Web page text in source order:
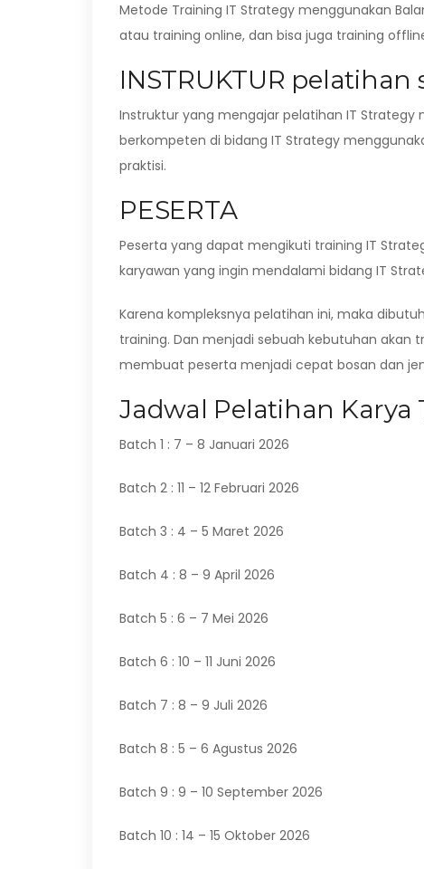
Metode Training IT Strategy menggunakan
atau training online, dan bisa juga training
INSTRUKTUR
Instruktur yang mengajar pelatihan IT
berkompeten di bidang IT Strategy
praktisi.
PESERTA
Peserta yang dapat mengikuti training IT
karyawan yang ingin mendalami bidang IT
Karena kompleksnya pelatihan ini, maka
training. Dan menjadi sebuah kebutuhan akan
membuat peserta menjadi cepat bosan dan
Jadwal Pelatihan Karya
Batch 1 : 7 – 8 Januari 2026
Batch 2 : 11 – 12 Februari 2026
Batch 3 : 4 – 5 Maret 2026
Batch 4 : 8 – 9 April 2026
Batch 5 : 6 – 7 Mei 2026
Batch 6 : 10 – 11 Juni 2026
Batch 7 : 8 – 9 Juli 2026
Batch 8 : 5 – 6 Agustus 2026
Batch 9 : 9 – 10 September 2026
Batch 10 : 14 – 15 Oktober 2026